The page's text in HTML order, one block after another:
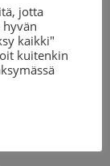
liitto.fi
jotta
kaikki"
kuitenkin